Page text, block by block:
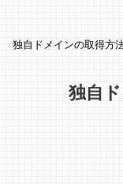
独自ドメインの取得方
独自